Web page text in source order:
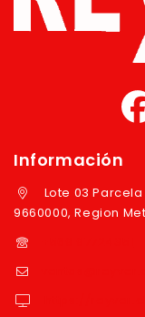
Información
Lote 03
9660000, Region